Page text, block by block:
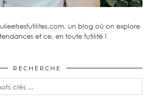
un blog où on explore
et ce, en toute futilité !
RECHERCHE